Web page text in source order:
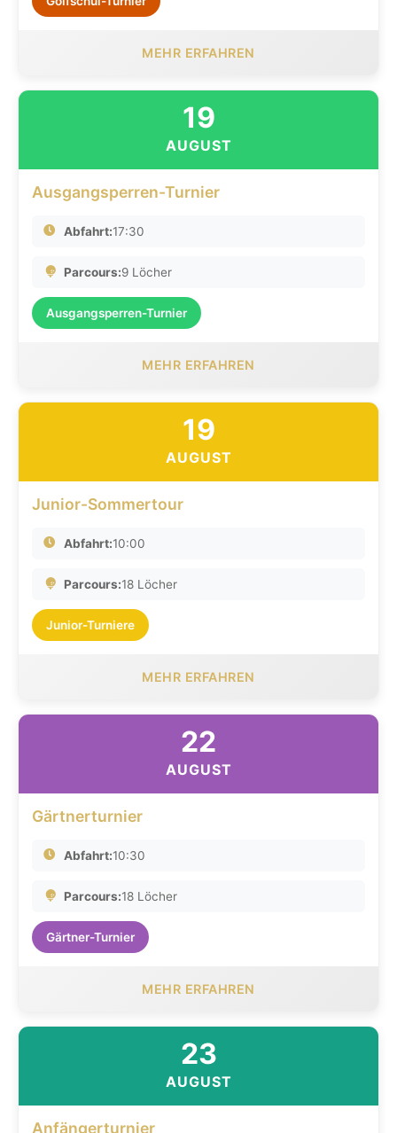
MEHR ERFAHREN
19
AUGUST
Ausgangsperren-Turnier
Abfahrt:17:30
Parcours:9 Löcher
Ausgangsperren-Turnier
MEHR ERFAHREN
19
AUGUST
Junior-Sommertour
Abfahrt:10:00
Parcours:18 Löcher
Junior-Turniere
MEHR ERFAHREN
22
AUGUST
Gärtnerturnier
Abfahrt:10:30
Parcours:18 Löcher
Gärtner-Turnier
MEHR ERFAHREN
23
AUGUST
Anfängerturnier